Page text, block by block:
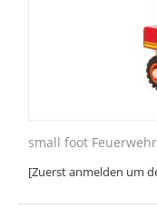
small foot
[Zuerst anmelden um